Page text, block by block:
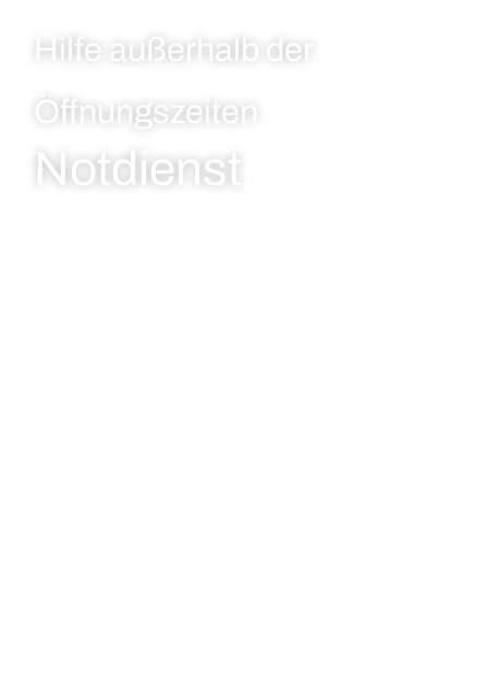
Hilfe außerhalb der
Öffnungszeiten
Notdienst